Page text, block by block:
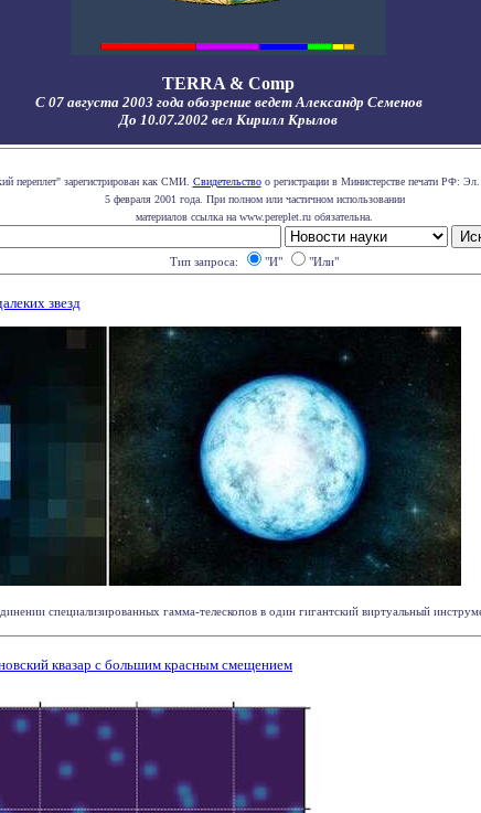
TERRA & Comp
С 07 августа 2003 года обозрение ведет Александр Семенов
До 10.07.2002 вел Кирилл Крылов
переплет" зарегистрирован как СМИ. Свидетельствоо регистрации в Министерстве печати РФ:
5 февраля 2001 года. При полном или частичном использовании
материалов ссылка на www.pereplet.ru обязательна.
Тип запроса: "И" "Или"
звезд
специализированных гамма-телескопов в один гигантский виртуальный
квазар с большим красным смещением